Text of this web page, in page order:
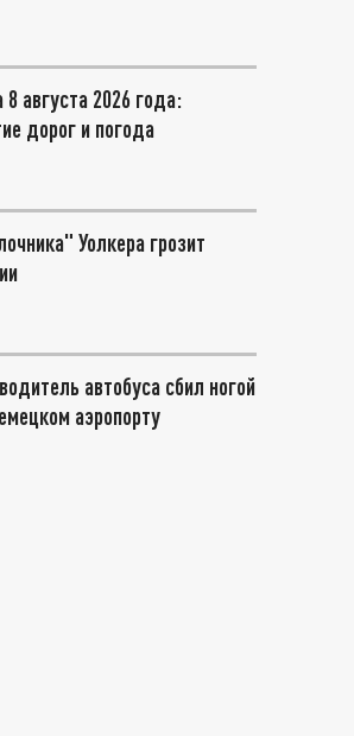
августа 2026 года:
дорог и погода
Уолкера грозит
автобуса сбил ногой
аэропорту